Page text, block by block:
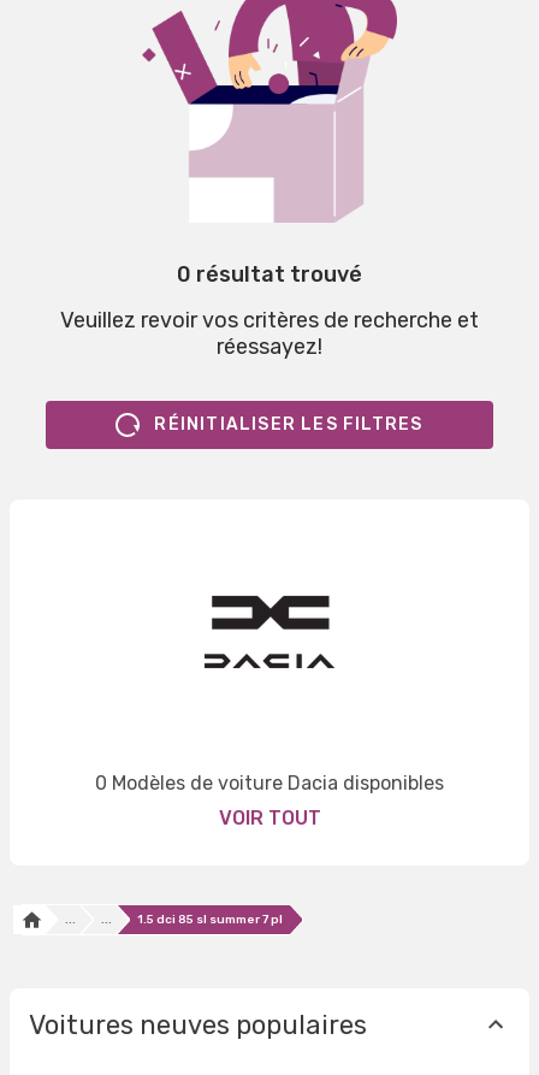
0 résultat trouvé
Veuillez revoir vos critères de recherche et
réessayez!
RÉINITIALISER LES FILTRES
0 Modèles de voiture Dacia disponibles
VOIR TOUT
... ... 1.5 dci 85 sl summer 7 pl
Voitures neuves populaires